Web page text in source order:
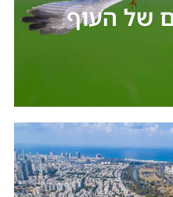
של העוף